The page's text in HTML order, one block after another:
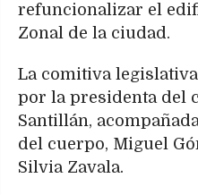
refuncionalizar el
Zonal de la ciudad.
La comitiva
por la presidenta del
Santillán,
del cuerpo, Miguel
Silvia Zavala.